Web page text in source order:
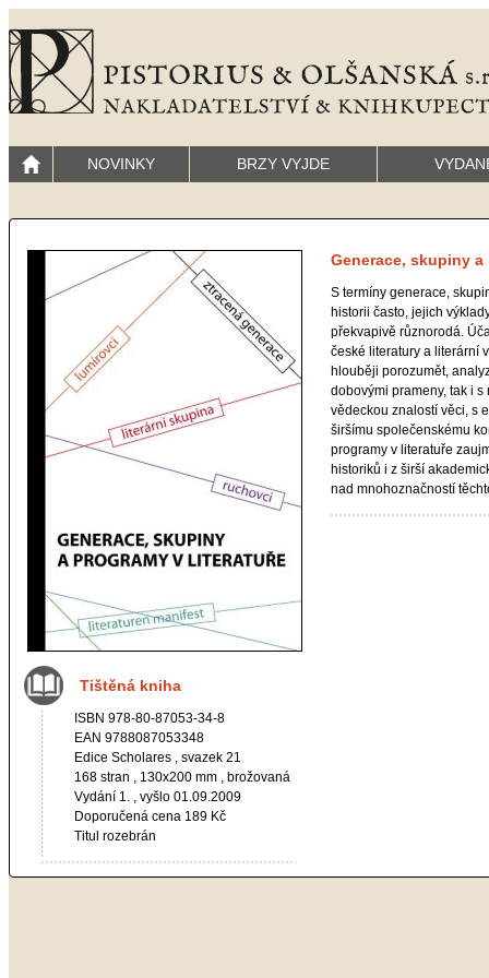
NOVINKY BRZY VYJDE
Tištěná kniha
ISBN 978-80-87053-34-8
EAN 9788087053348
Edice Scholares , svazek 21
168 stran , 130x200 mm , brožovaná
Vydání 1. , vyšlo 01.09.2009
Doporučená cena 189 Kč
Titul rozebrán
Generace, skupiny
S termíny generace,
historii často, jejich
překvapivě různorodá.
české literatury a literární
hlouběji porozumět,
dobovými prameny, tak i
vědeckou znalostí věci, s
širšímu společenskému
programy v literatuře
historiků i z širší
nad mnohoznačností